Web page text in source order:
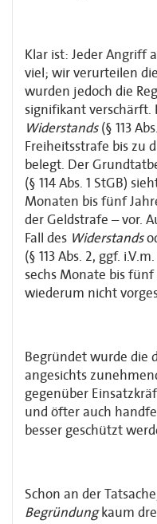
Klar ist: Jeder Angriff
viel; wir verurteilen
wurden jedoch die
signifikant verschärft.
Widerstands(§ 113
Freiheitsstrafe bis zu
belegt. Der
(§ 114 Abs. 1 StGB)
Monaten bis fünf
der Geldstrafe – vor.
Fall des Widerstands
(§ 113 Abs. 2, ggf.
sechs Monate bis
wiederum nicht
Begründet wurde die
angesichts
gegenüber
und öfter auch
besser geschützt
Schon an der
Begründungkaum